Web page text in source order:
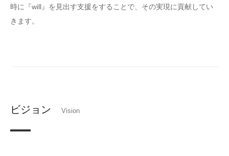
時に『will』を見出す支援をすることで、その実現に貢献してい
きます。
ビジョン Vision